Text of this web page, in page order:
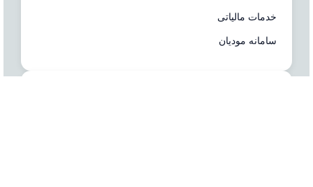
خدمات مالیاتی
سامانه مودیان